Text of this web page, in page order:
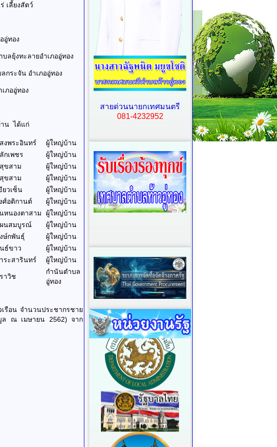
เลี้ยงสัตว์
ทอง
ะลายอำเภออู่ทอง
จัน อำเภออู่ทอง
ออู่ทอง
าน ได้แก่
งพระอินทร์
ผู้ใหญ่บ้าน
กเพชร
ผู้ใหญ่บ้าน
ขสาม
ผู้ใหญ่บ้าน
ขสาม
ผู้ใหญ่บ้าน
ยวเซ็น
ผู้ใหญ่บ้าน
ศ์อติกานต์
ผู้ใหญ่บ้าน
หนองตาสาม
ผู้ใหญ่บ้าน
นสมบูรณ์
ผู้ใหญ่บ้าน
ษ์กพันธุ์
ผู้ใหญ่บ้าน
ธ์ขาว
ผู้ใหญ่บ้าน
ระสารินทร์ ผู้ใหญ่บ้าน
าวิช
กำนันตำบล
อู่ทอง
รือน จำนวนประชากรชาย
ณ เมษายน 2562) จาก
สายด่วนนายกเทศมนตรี
081-4232952